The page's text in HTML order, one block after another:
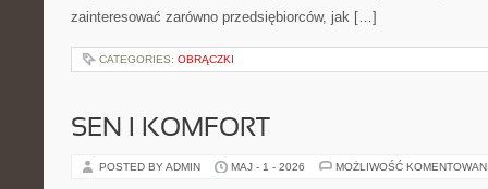
zainteresować zarówno przedsiębiorców, jak […]
CATEGORIES: OBRĄCZKI
SEN I KOMFORT
POSTED BY ADMIN MAJ - 1 - 2026 MOŻLIWOŚĆ